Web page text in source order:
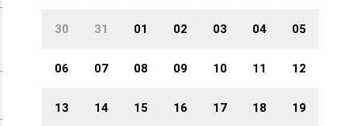
30 31 01 02 03 04 05
06 07 08 09 10 11 12
13 14 15 16 17 18 19